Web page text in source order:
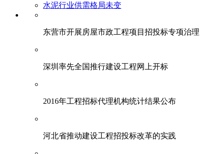
水泥行业供需格局未变
东营市开展房屋市政工程项目招投标专项治理
深圳率先全国推行建设工程网上开标
2016年工程招标代理机构统计结果公布
河北省推动建设工程招投标改革的实践